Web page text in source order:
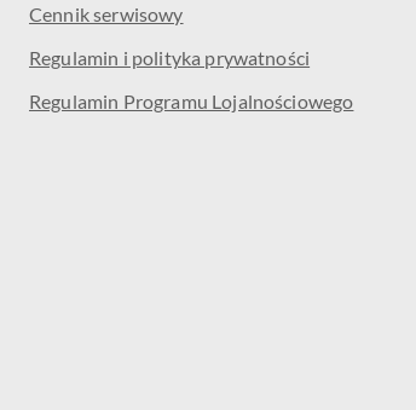
Cennik serwisowy
Regulamin i polityka prywatności
Regulamin Programu Lojalnościowego